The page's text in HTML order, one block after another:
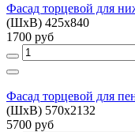
Фасад торцевой для
(ШхВ) 425х840
1700 руб
Фасад торцевой для
(ШхВ) 570х2132
5700 руб